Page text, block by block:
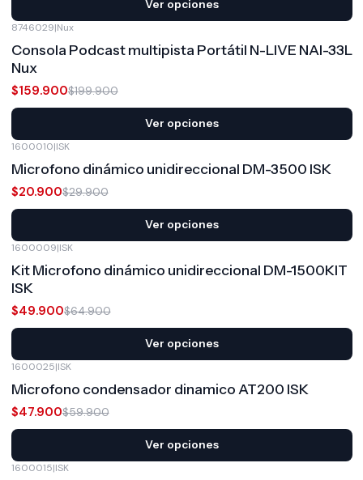
Ver opciones
8746029|Nux
Consola Podcast multipista Portátil N-LIVE NAI-33L
Nux
$159.900$199.900
Ver opciones
1600010|ISK
Microfono dinámico unidireccional DM-3500 ISK
$20.900$29.900
Ver opciones
1600009|ISK
Kit Microfono dinámico unidireccional DM-1500KIT
ISK
$49.900$64.900
Ver opciones
1600025|ISK
Microfono condensador dinamico AT200 ISK
$47.900$59.900
Ver opciones
1600015|ISK